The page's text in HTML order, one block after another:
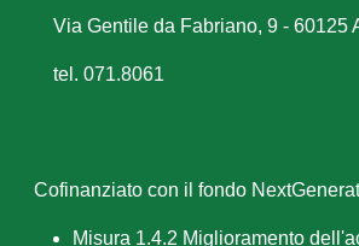
Via Gentile da Fabriano, 9 - 60125
tel. 071.8061
Cofinanziato con il fondo
Misura 1.4.2 Miglioramento